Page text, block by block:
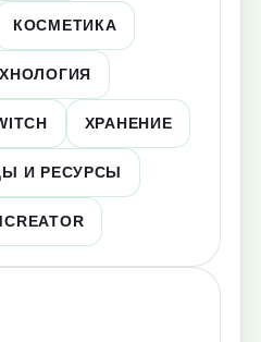
КОСМЕТИКА
ХРАНЕНИЕ
И РЕСУРСЫ